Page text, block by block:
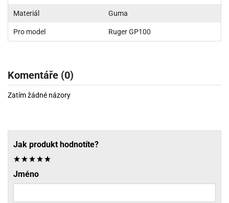
Materiál Guma
Pro model Ruger GP100
Komentáře (0)
Zatím žádné názory
Jak produkt hodnotíte?
Jméno